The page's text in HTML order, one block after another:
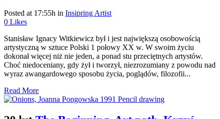
Posted at 17:55h in Insipring Artist
0 Likes
Stanisław Ignacy Witkiewicz był i jest największą osobowością
artystyczną w sztuce Polski 1 połowy XX w. W swoim życiu
dokonał więcej niż nie jeden, a ponad stu przeciętnych artystów.
Choć niedoceniany, gdy żył i tworzył, niezrozumiany z powodu nad
wyraz awangardowego sposobu życia, poglądów, filozofii...
Read More